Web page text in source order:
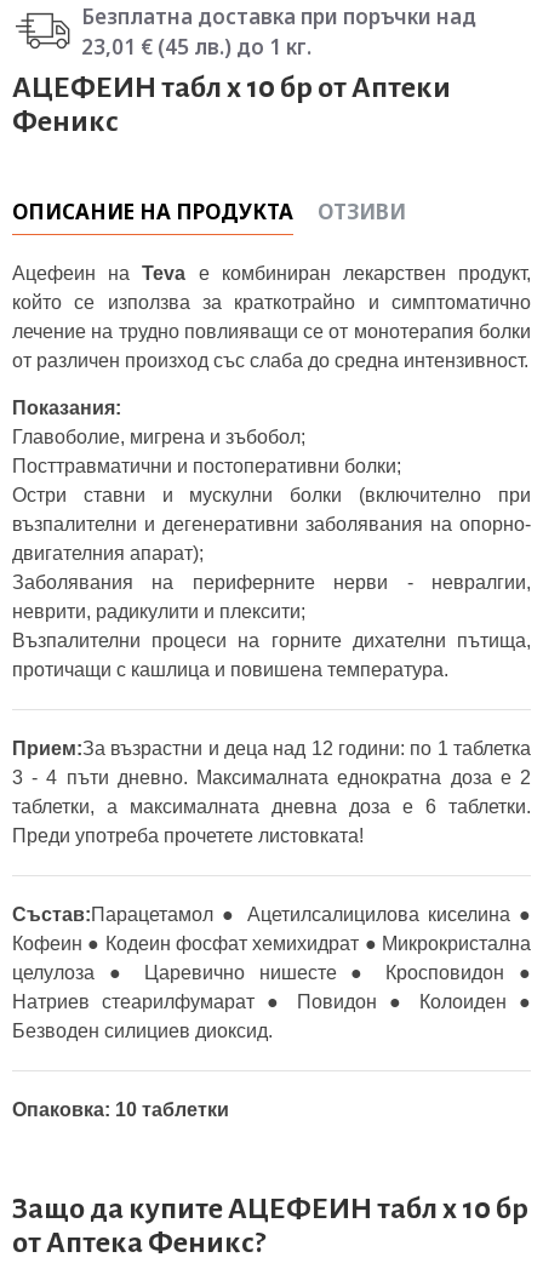
Безплатна доставка при поръчки над
23,01 € (45 лв.) до 1 кг.
АЦЕФЕИН табл x 10 бр от Аптеки
Феникс
ОПИСАНИЕ НА ПРОДУКТА ОТЗИВИ
Ацефеин наTeva е комбиниран лекарствен продукт,
който се използва за краткотрайно и симптоматично
лечение на трудно повлияващи се от монотерапия болки
от различен произход със слаба до средна интензивност.
Показания:
Главоболие, мигрена и зъбобол;
Посттравматични и постоперативни болки;
Остри ставни и мускулни болки (включително при
възпалителни и дегенеративни заболявания на опорно-
двигателния апарат);
Заболявания на периферните нерви - невралгии,
неврити, радикулити и плексити;
Възпалителни процеси на горните дихателни пътища,
протичащи с кашлица и повишена температура.
Прием:За възрастни и деца над 12 години: по 1 таблетка
3 - 4 пъти дневно. Максималната еднократна доза е 2
таблетки, а максималната дневна доза е 6 таблетки.
Преди употреба прочетете листовката!
Състав:Парацетамол ● Ацетилсалицилова киселина ●
Кофеин ● Кодеин фосфат хемихидрат ● Микрокристална
целулоза ● Царевично нишесте ● Кросповидон ●
Натриев стеарилфумарат ● Повидон ● Колоиден ●
Безводен силициев диоксид.
Опаковка: 10 таблетки
Защо да купите АЦЕФЕИН табл x 10 бр
отАптека Феникс?